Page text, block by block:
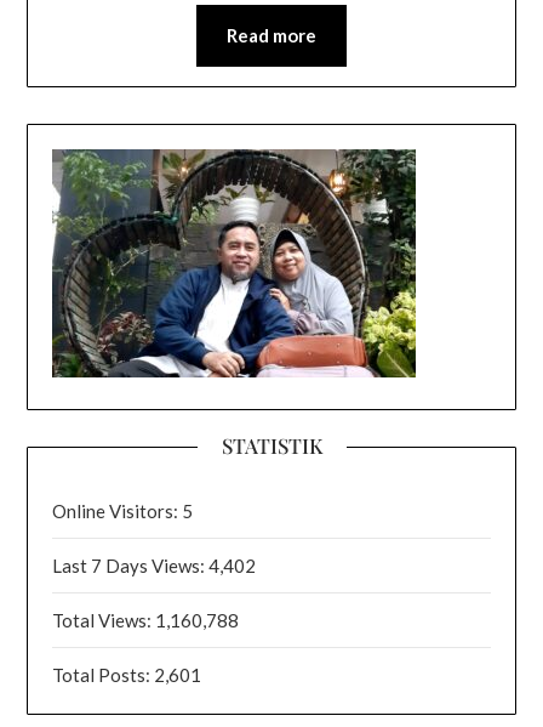
Read more
STATISTIK
Online Visitors: 5
Last 7 Days Views:4,402
Total Views: 1,160,788
Total Posts: 2,601